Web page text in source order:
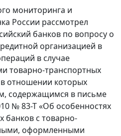
мониторинга и
России рассмотрел
банков по вопросу о
организацией в
в случае
товарно-транспортных
отношении которых
содержащимся в письме
№ 83-Т «Об особенностях
банков с товарно-
оформленными